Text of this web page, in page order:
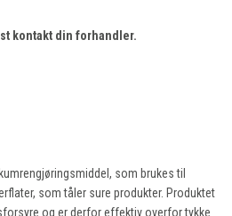
kontakt din forhandler.
som brukes til
som tåler sure produkter. Produktet
og er derfor effektiv overfor tykke